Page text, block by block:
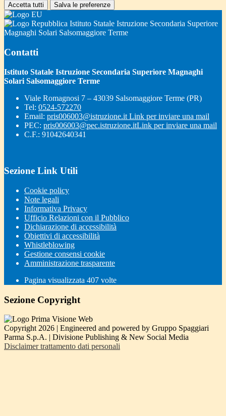
Accetta tutti Salva le preferenze
Istituto Statale Istruzione Secondaria Superiore
Magnaghi Solari Salsomaggiore Terme
Contatti
Istituto Statale Istruzione Secondaria Superiore Magnaghi
Solari Salsomaggiore Terme
Viale Romagnosi 7 – 43039 Salsomaggiore Terme (PR)
Tel: 0524-572270
Email: pris006003@istruzione.it Link per inviare una mail
PEC: pris006003@pec.istruzione.itLink per inviare una mail
C.F.: 91042640341
Sezione Link Utili
Cookie policy
Note legali
Informativa Privacy
Ufficio Relazioni con il Pubblico
Dichiarazione di accessibilità
Obiettivi di accessibilità
Whistleblowing
Gestione consensi cookie
Amministrazione trasparente
Pagina visualizzata 407 volte
Sezione Copyright
Copyright 2026 | Engineered and powered by Gruppo Spaggiari
Parma S.p.A. | Divisione Publishing & New Social Media
Disclaimer trattamento dati personali